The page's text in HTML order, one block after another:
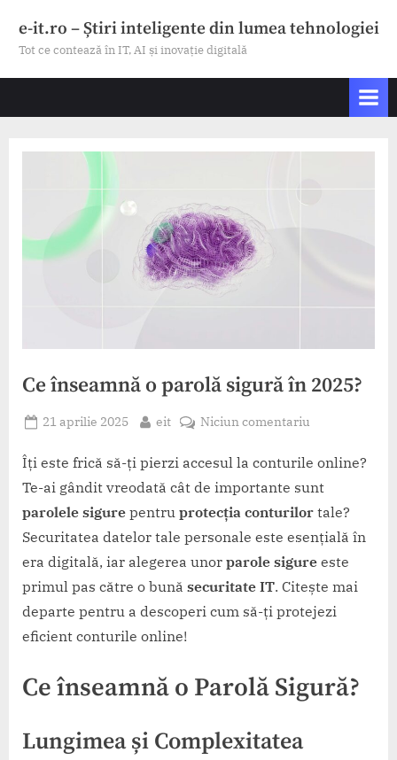
e-it.ro – Știri inteligente din lumea tehnologiei
Tot ce contează în IT, AI și inovație digitală
Ce înseamnă o parolă sigură în 2025?
Posted
21 aprilie 2025 By
eit Niciun comentariu
înseamnă
o
sigură
în
2025?
Îți este frică să-ți pierzi accesul la conturile online?
Te-ai gândit vreodată cât de importante sunt
parolele sigure pentru protecția conturilor tale?
Securitatea datelor tale personale este esențială în
era digitală, iar alegerea unor parole sigure este
primul pas către o bună securitate IT. Citește mai
departe pentru a descoperi cum să-ți protejezi
eficient conturile online!
Ce înseamnă o Parolă Sigură?
Lungimea și Complexitatea